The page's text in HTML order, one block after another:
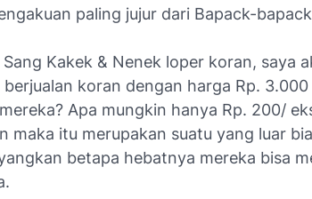
paling jujur dari Bapack-
Sang Kakek & Nenek loper koran, saya
berjualan koran dengan harga Rp.
Apa mungkin hanya Rp. 200/
maka itu merupakan suatu yang luar
betapa hebatnya mereka bisa